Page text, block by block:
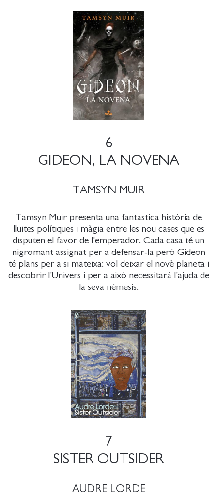
6
GIDEON, LA NOVENA
TAMSYN MUIR
Tamsyn Muir presenta una fantàstica història de
lluites polítiques i màgia entre les nou cases que es
disputen el favor de l'emperador. Cada casa té un
nigromant assignat per a defensar-la però Gideon
té plans per a si mateixa: vol deixar el novè planeta i
descobrir l'Univers i per a això necessitarà l'ajuda de
la seva némesis.
7
SISTER OUTSIDER
AUDRE LORDE